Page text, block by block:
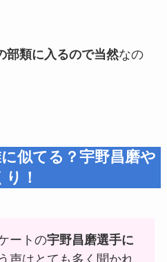
部類に入るので当然なの
に似てる？宇野昌磨や
！
ートの宇野昌磨選手に